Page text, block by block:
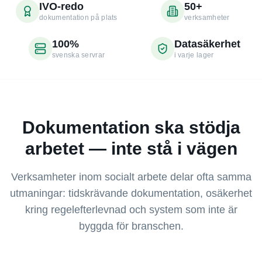
IVO-redo
dokumentation på plats
50+
verksamheter
100%
svenska servrar
Datasäkerhet
i varje lager
Dokumentation ska stödja
arbetet — inte stå i vägen
Verksamheter inom socialt arbete delar ofta samma
utmaningar: tidskrävande dokumentation, osäkerhet
kring regelefterlevnad och system som inte är
byggda för branschen.